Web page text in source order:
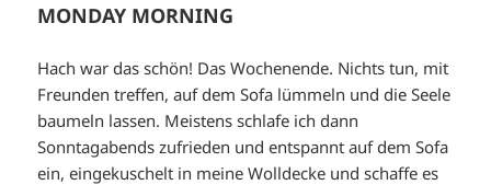
MONDAY MORNING
Hach war das schön! Das Wochenende. Nichts tun, mit
Freunden treffen, auf dem Sofa lümmeln und die Seele
baumeln lassen. Meistens schlafe ich dann
Sonntagabends zufrieden und entspannt auf dem Sofa
ein, eingekuschelt in meine Wolldecke und schaffe es